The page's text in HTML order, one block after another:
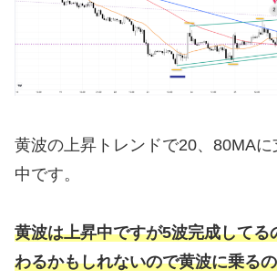
黄波の上昇トレンドで20、80MA
中です。
黄波は上昇中ですが5波完成してる
わるかもしれないので黄波に乗る